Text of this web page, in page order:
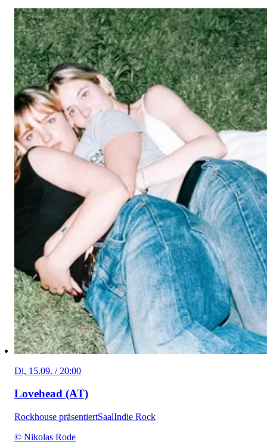
Di, 15.09. / 20:00
Lovehead (AT)
Rockhouse präsentiertSaalIndie Rock
© Nikolas Rode